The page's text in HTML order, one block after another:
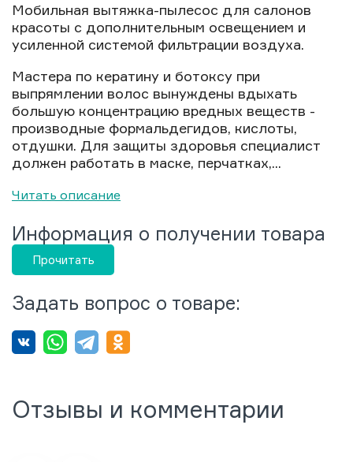
Мобильная вытяжка-пылесос для салонов
красоты с дополнительным освещением и
усиленной системой фильтрации воздуха.
Мастера по кератину и ботоксу при
выпрямлении волос вынуждены вдыхать
большую концентрацию вредных веществ -
производные формальдегидов, кислоты,
отдушки. Для защиты здоровья специалист
должен работать в маске, перчатках,...
Читать описание
Информация о получении товара
Прочитать
Задать вопрос о товаре:
Отзывы и комментарии